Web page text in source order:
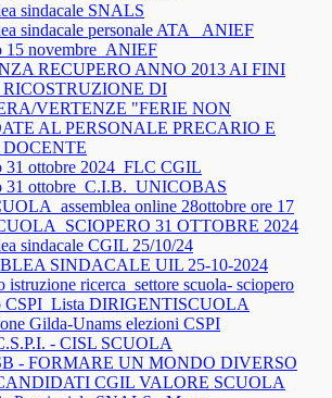
sindacale SNALS
sindacale personale ATA_ ANIEF
15 novembre_ANIEF
RECUPERO ANNO 2013 AI FINI
DI
VERTENZE "FERIE NON
AL PERSONALE PRECARIO E
31 ottobre 2024_FLC CGIL
31 ottobre_C.I.B._UNICOBAS
online 28ottobre ore 17
31 OTTOBRE 2024
sindacale CGIL 25/10/24
SINDACALE UIL 25-10-2024
istruzione ricerca_settore scuola- sciopero
CSPI_Lista DIRIGENTISCUOLA
Gilda-Unams elezioni CSPI
- CISL SCUOLA
- FORMARE UN MONDO DIVERSO
CGIL VALORE SCUOLA